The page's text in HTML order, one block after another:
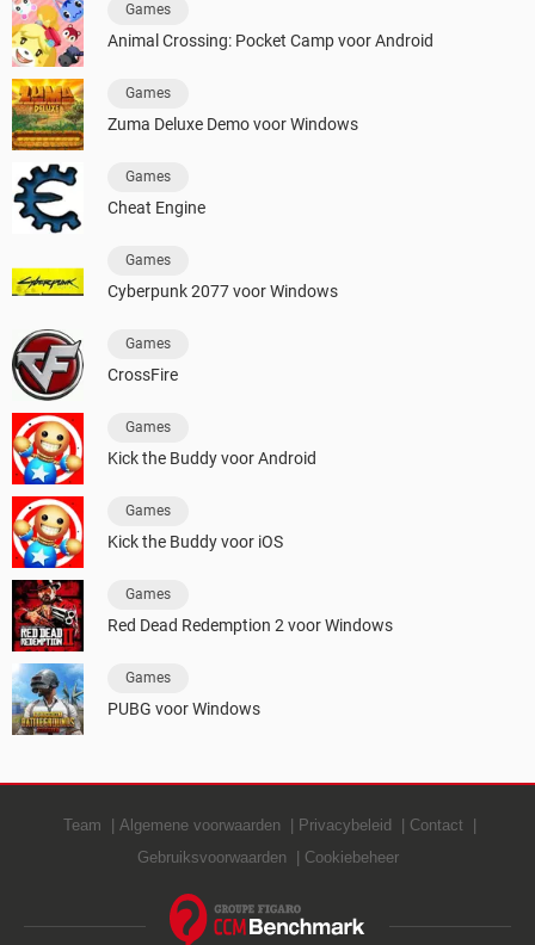
Games
Animal Crossing: Pocket Camp voor Android
Games
Zuma Deluxe Demo voor Windows
Games
Cheat Engine
Games
Cyberpunk 2077 voor Windows
Games
CrossFire
Games
Kick the Buddy voor Android
Games
Kick the Buddy voor iOS
Games
Red Dead Redemption 2 voor Windows
Games
PUBG voor Windows
Team Algemene voorwaarden Privacybeleid
Contact
Gebruiksvoorwaarden
Cookiebeheer